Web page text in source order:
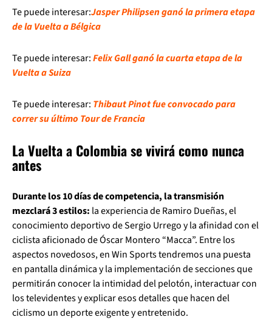
Te puede interesar:Jasper Philipsen ganó la primera etapa
de la Vuelta a Bélgica
Te puede interesar:Felix Gall ganó la cuarta etapa de la
Vuelta a Suiza
Te puede interesar: Thibaut Pinot fue convocado para
correr su último Tour de Francia
La Vuelta a Colombia se vivirá como nunca
antes
Durante los 10 días de competencia, la transmisión
mezclará 3 estilos: la experiencia de Ramiro Dueñas, el
conocimiento deportivo de Sergio Urrego y la afinidad con el
ciclista aficionado de Óscar Montero “Macca”. Entre los
aspectos novedosos, en Win Sports tendremos una puesta
en pantalla dinámica y la implementación de secciones que
permitirán conocer la intimidad del pelotón, interactuar con
los televidentes y explicar esos detalles que hacen del
ciclismo un deporte exigente y entretenido.